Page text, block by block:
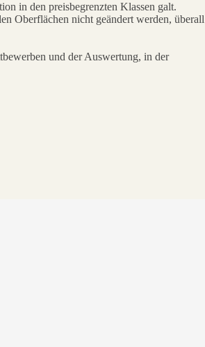
in den preisbegrenzten Klassen galt.
Oberflächen nicht geändert werden, überall
und der Auswertung, in der